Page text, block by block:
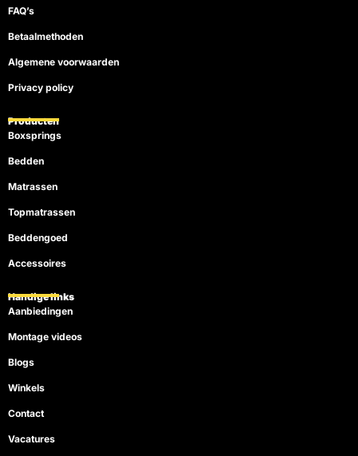
FAQ’s
Betaalmethoden
Algemene voorwaarden
Privacy policy
Producten
Boxsprings
Bedden
Matrassen
Topmatrassen
Beddengoed
Accessoires
Handige links
Aanbiedingen
Montage videos
Blogs
Winkels
Contact
Vacatures